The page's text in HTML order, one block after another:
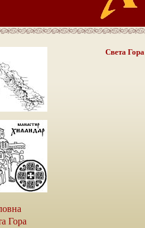
Гора
Света Гора